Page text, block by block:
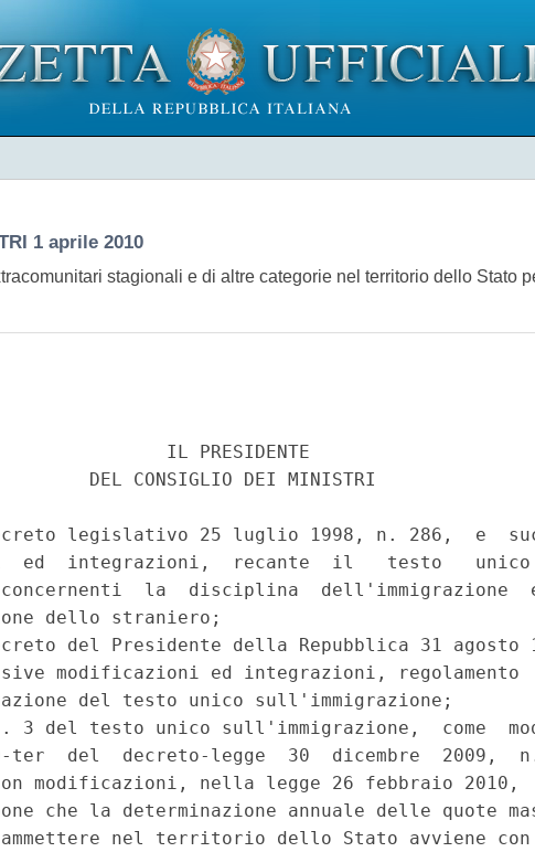
1 aprile 2010
stagionali e di altre categorie nel territorio dello Stato